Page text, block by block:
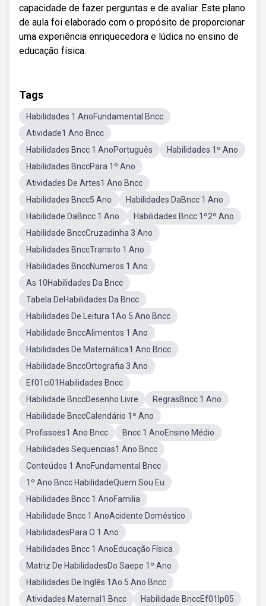
capacidade de fazer perguntas e de avaliar. Este plano
de aula foi elaborado com o propósito de proporcionar
uma experiência enriquecedora e lúdica no ensino de
educação física.
Tags
Habilidades 1 AnoFundamental Bncc
Atividade1 Ano Bncc
Habilidades Bncc 1 AnoPortuguês
Habilidades 1º Ano
Habilidades BnccPara 1º Ano
Atividades De Artes1 Ano Bncc
Habilidades Bncc5 Ano
Habilidades DaBncc 1 Ano
Habilidade DaBncc 1 Ano
Habilidades Bncc 1º2º Ano
Habilidade BnccCruzadinha 3 Ano
Habilidades BnccTransito 1 Ano
Habilidades BnccNumeros 1 Ano
As 10Habilidades Da Bncc
Tabela DeHabilidades Da Bncc
Habilidades De Leitura 1Ao 5 Ano Bncc
Habilidade BnccAlimentos 1 Ano
Habilidades De Matemática1 Ano Bncc
Habilidade BnccOrtografia 3 Ano
Ef01ci01Habilidades Bncc
Habilidade BnccDesenho Livre
RegrasBncc 1 Ano
Habilidade BnccCalendário 1º Ano
Profissoes1 Ano Bncc
Bncc 1 AnoEnsino Médio
Habilidades Sequencias1 Ano Bncc
Conteúdos 1 AnoFundamental Bncc
1º Ano Bncc HabilidadeQuem Sou Eu
Habilidades Bncc 1 AnoFamilia
Habilidade Bncc 1 AnoAcidente Doméstico
HabilidadesPara O 1 Ano
Habilidades Bncc 1 AnoEducação Física
Matriz De HabilidadesDo Saepe 1º Ano
Habilidades De Inglês 1Ao 5 Ano Bncc
Atividades Maternal1 Bncc
Habilidade BnccEf01lp05